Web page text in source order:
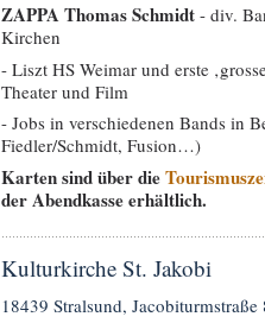
ZAPPA Thomas Schmidt - div.
Kirchen
- Liszt HS Weimar und erste
Theater und Film
- Jobs in verschiedenen Bands in
Fiedler/Schmidt, Fusion…)
Karten sind über die
der Abendkasse erhältlich.
Kulturkirche St. Jakobi
18439 Stralsund, Jacobiturmstraße